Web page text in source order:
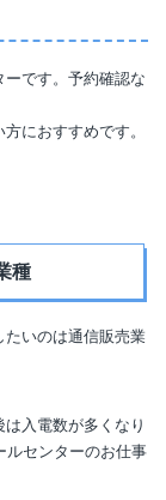
です。予約確認な
におすすめです。
種
たいのは通信販売業
入電数が多くなり
ルセンターのお仕事